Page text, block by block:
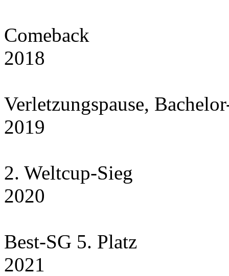
Comeback
2018
Verletzungspause,
2019
2. Weltcup-Sieg
2020
Best-SG 5. Platz
2021